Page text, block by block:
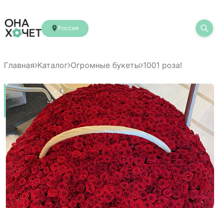
Россия
Главная Каталог Огромные букеты 1001 роза!